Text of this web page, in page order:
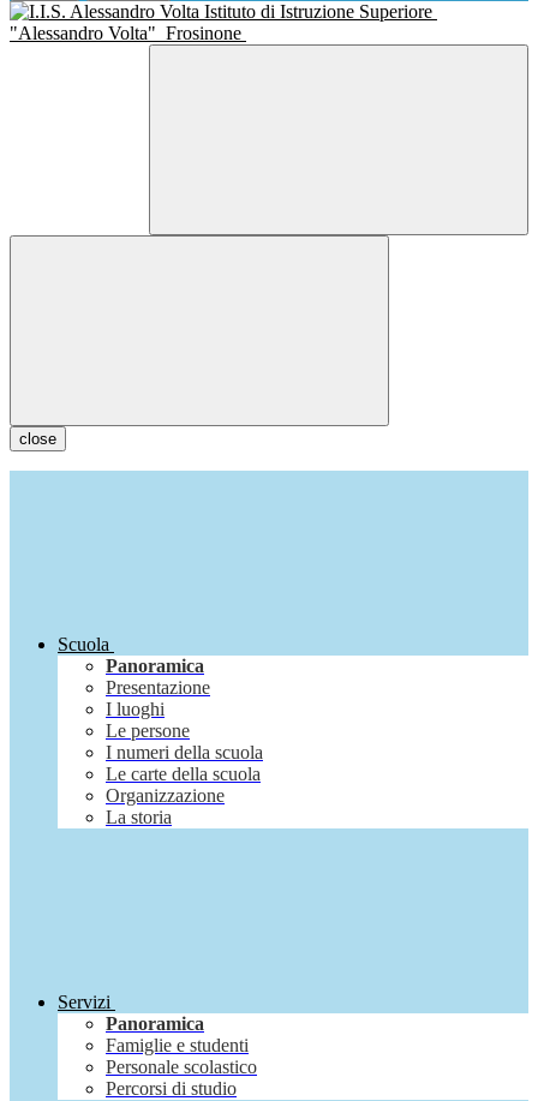
Istituto di Istruzione Superiore
"Alessandro Volta" Frosinone
close
Scuola
Panoramica
Presentazione
I luoghi
Le persone
I numeri della scuola
Le carte della scuola
Organizzazione
La storia
Servizi
Panoramica
Famiglie e studenti
Personale scolastico
Percorsi di studio